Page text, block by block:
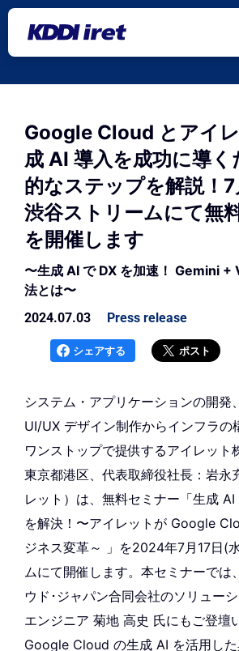
メインコンテンツにスキップ
Google Cloud とアイ
成 AI 導入を成功に導く
的なステップを解説！
渋谷ストリームにて無
を開催します
〜生成 AI で DX を加速！ Gemini +
法とは〜
2024.07.03 Press release
シェアする ポスト
システム・アプリケーションの開発
UI/UX デザイン制作からインフラの
ワンストップで提供するアイレット
東京都港区、代表取締役社長：岩永
レット）は、無料セミナー「生成
を解決！〜アイレットが Google
ジネス変革～ 」を2024年7月17日(
ムにて開催します。本セミナーでは
ウド･ジャパン合同会社のソリュー
エンジニア 菊地 高史 氏にもご登壇
Google Cloud の生成 AI を活用し